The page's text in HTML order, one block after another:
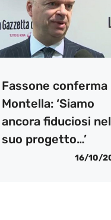
Fassone conferma
Montella: ‘Siamo
ancora fiduciosi nel
suo progetto…’
16/10/